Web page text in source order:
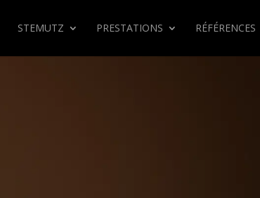
STEMUTZ PRESTATIONS RÉFÉRENCES